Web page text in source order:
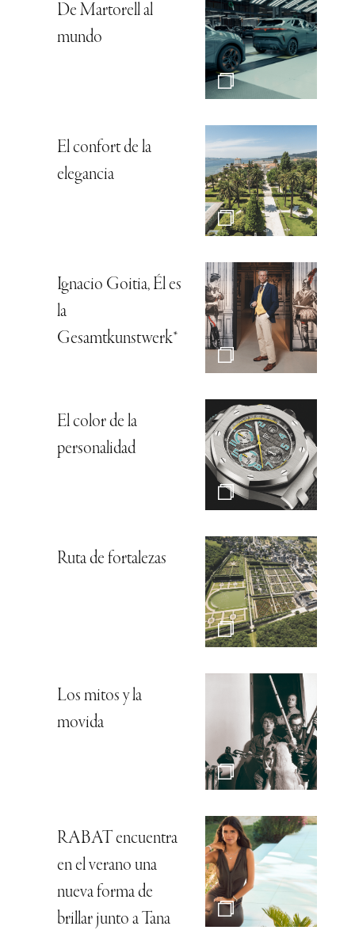
De Martorell al
mundo
El confort de la
elegancia
Ignacio Goitia, Él es
la
Gesamtkunstwerk*
El color de la
personalidad
Ruta de fortalezas
Los mitos y la
movida
RABAT encuentra
en el verano una
nueva forma de
brillar junto a Tana